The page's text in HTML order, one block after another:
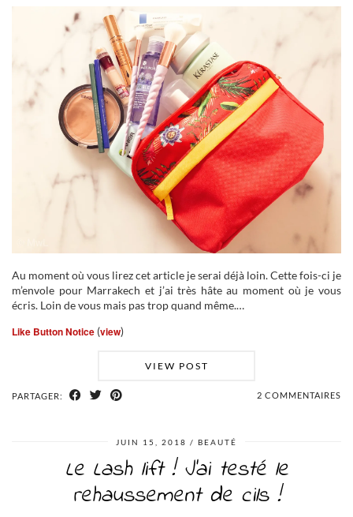
Au moment où vous lirez cet article je serai déjà loin. Cette fois-ci je
m’envole pour Marrakech et j’ai très hâte au moment où je vous
écris. Loin de vous mais pas trop quand même.…
Like Button Notice (view)
VIEW POST
PARTAGER: 2 COMMENTAIRES
JUIN 15, 2018 BEAUTÉ
Le Lash lift ! J’ai testé le
rehaussement de cils !